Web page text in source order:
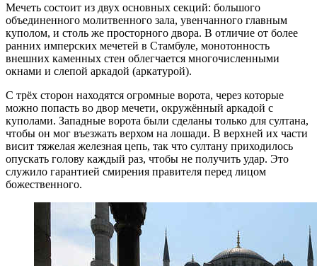
Мечеть состоит из двух основных секций: большого
объединенного молитвенного зала, увенчанного главным
куполом, и столь же просторного двора. В отличие от более
ранних имперских мечетей в Стамбуле, монотонность
внешних каменных стен облегчается многочисленными
окнами и слепой аркадой (аркатурой).
С трёх сторон находятся огромные ворота, через которые
можно попасть во двор мечети, окружённый аркадой с
куполами. Западные ворота были сделаны только для султана,
чтобы он мог въезжать верхом на лошади. В верхней их части
висит тяжелая железная цепь, так что султану приходилось
опускать голову каждый раз, чтобы не получить удар. Это
служило гарантией смирения правителя перед лицом
божественного.